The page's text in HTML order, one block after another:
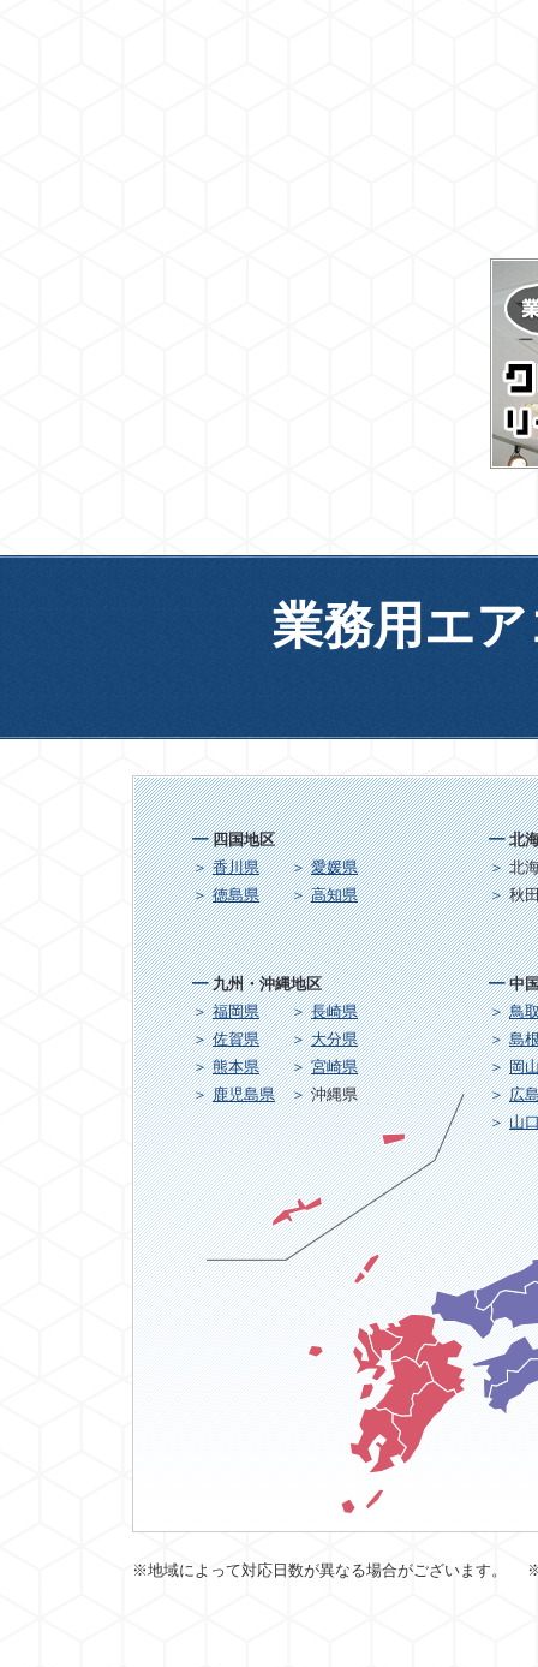
業務用エ
九州・沖縄地区
福岡県
長崎県
佐賀県
大分県
熊本県
宮崎県
鹿児島県
沖縄県
北
北
秋
中
鳥
島
岡
広
山
四国地区
香川県
愛媛県
徳島県
高知県
※地域によって対応日数が異なる場合がございます。